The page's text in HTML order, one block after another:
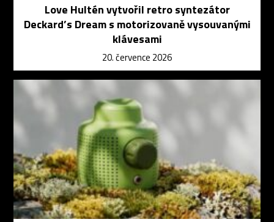
Love Hultén vytvořil retro syntezátor
Deckard’s Dream s motorizovaně vysouvanými
klávesami
20. července 2026